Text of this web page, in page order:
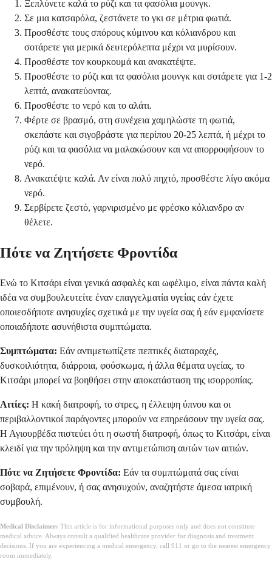
Ξεπλύνετε καλά το ρύζι και τα φασόλια μουνγκ.
Σε μια κατσαρόλα, ζεστάνετε το γκι σε μέτρια φωτιά.
Προσθέστε τους σπόρους κύμινου και κόλιανδρου και
σοτάρετε για μερικά δευτερόλεπτα μέχρι να μυρίσουν.
Προσθέστε τον κουρκουμά και ανακατέψτε.
Προσθέστε το ρύζι και τα φασόλια μουνγκ και σοτάρετε για 1-2
λεπτά, ανακατεύοντας.
Προσθέστε το νερό και το αλάτι.
Φέρτε σε βρασμό, στη συνέχεια χαμηλώστε τη φωτιά,
σκεπάστε και σιγοβράστε για περίπου 20-25 λεπτά, ή μέχρι το
ρύζι και τα φασόλια να μαλακώσουν και να απορροφήσουν το
νερό.
Ανακατέψτε καλά. Αν είναι πολύ πηχτό, προσθέστε λίγο ακόμα
νερό.
Σερβίρετε ζεστό, γαρνιρισμένο με φρέσκο κόλιανδρο αν
θέλετε.
Πότε να Ζητήσετε Φροντίδα
Ενώ το Κιτσάρι είναι γενικά ασφαλές και ωφέλιμο, είναι πάντα καλή
ιδέα να συμβουλευτείτε έναν επαγγελματία υγείας εάν έχετε
οποιεσδήποτε ανησυχίες σχετικά με την υγεία σας ή εάν εμφανίσετε
οποιαδήποτε ασυνήθιστα συμπτώματα.
Συμπτώματα: Εάν αντιμετωπίζετε πεπτικές διαταραχές,
δυσκοιλιότητα, διάρροια, φούσκωμα, ή άλλα θέματα υγείας, το
Κιτσάρι μπορεί να βοηθήσει στην αποκατάσταση της ισορροπίας.
Αιτίες: Η κακή διατροφή, το στρες, η έλλειψη ύπνου και οι
περιβαλλοντικοί παράγοντες μπορούν να επηρεάσουν την υγεία σας.
Η Αγιουρβέδα πιστεύει ότι η σωστή διατροφή, όπως το Κιτσάρι, είναι
κλειδί για την πρόληψη και την αντιμετώπιση αυτών των αιτιών.
Πότε να Ζητήσετε Φροντίδα: Εάν τα συμπτώματά σας είναι
σοβαρά, επιμένουν, ή σας ανησυχούν, αναζητήστε άμεσα ιατρική
συμβουλή.
Medical Disclaimer: This article is for informational purposes only and does not constitute
medical advice. Always consult a qualified healthcare provider for diagnosis and treatment
decisions. If you are experiencing a medical emergency, call 911 or go to the nearest emergency
room immediately.